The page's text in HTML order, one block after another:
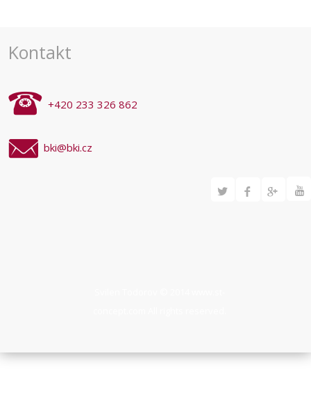
Kontakt
+420 233 326 862
bki@bki.cz